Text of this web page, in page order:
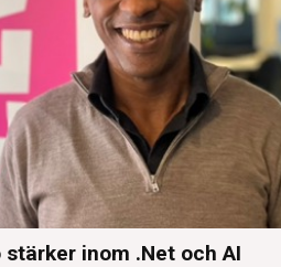
stärker inom .Net och AI